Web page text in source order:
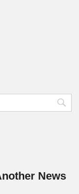
News